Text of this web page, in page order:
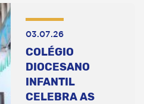
03.07.26
COLÉGIO
DIOCESANO
INFANTIL
CELEBRA AS